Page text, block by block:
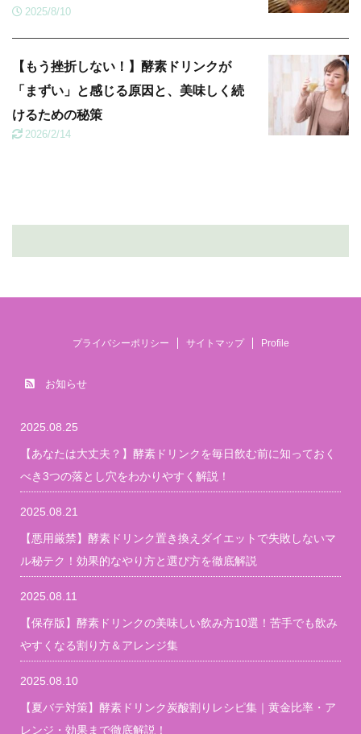
2025/8/10
【もう挫折しない！】酵素ドリンクが
「まずい」と感じる原因と、美味しく続
けるための秘策
2026/2/14
プライバシーポリシー サイトマップ Profile
お知らせ
2025.08.25
【あなたは大丈夫？】酵素ドリンクを毎日飲む前に知っておく
べき3つの落とし穴をわかりやすく解説！
2025.08.21
【悪用厳禁】酵素ドリンク置き換えダイエットで失敗しないマ
ル秘テク！効果的なやり方と選び方を徹底解説
2025.08.11
【保存版】酵素ドリンクの美味しい飲み方10選！苦手でも飲み
やすくなる割り方＆アレンジ集
2025.08.10
【夏バテ対策】酵素ドリンク炭酸割りレシピ集｜黄金比率・ア
レンジ・効果まで徹底解説！